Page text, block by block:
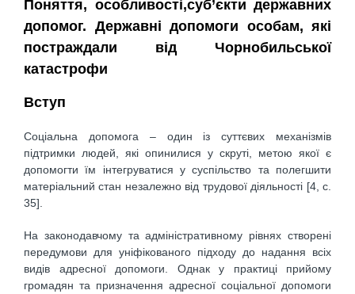
Поняття, особливості,суб’єкти державних
допомог. Державні допомоги особам, які
постраждали від Чорнобильської
катастрофи
Вступ
Соціальна допомога – один із суттєвих механізмів
підтримки людей, які опинилися у скруті, метою якої є
допомогти їм інтегруватися у суспільство та полегшити
матеріальний стан незалежно від трудової діяльності [4, c.
35].
На законодавчому та адміністративному рівнях створені
передумови для уніфікованого підходу до надання всіх
видів адресної допомоги. Однак у практиці прийому
громадян та призначення адресної соціальної допомоги